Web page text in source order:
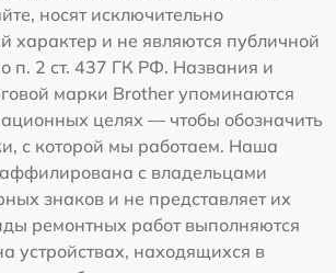
носят исключительно
характер и не являются публичной
п. 2 ст. 437 ГК РФ. Названия и
марки Brother упоминаются
целях — чтобы обозначить
с которой мы работаем. Наша
с владельцами
знаков и не представляет их
ремонтных работ выполняются
устройствах, находящихся в